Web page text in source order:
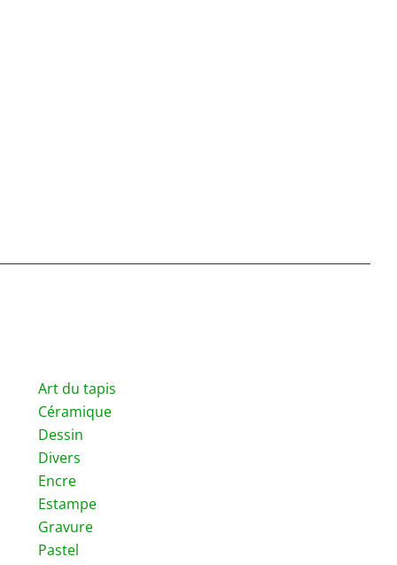
Art du tapis
Céramique
Dessin
Divers
Encre
Estampe
Gravure
Pastel